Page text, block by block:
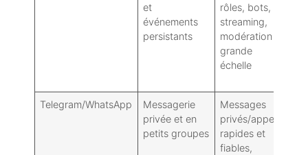
et
événements
persistants
rôles, bots,
streaming,
modération à
grande
échelle
Telegram/WhatsApp
Messagerie
privée et en
petits groupes
Messages
privés/appels
rapides et
fiables,